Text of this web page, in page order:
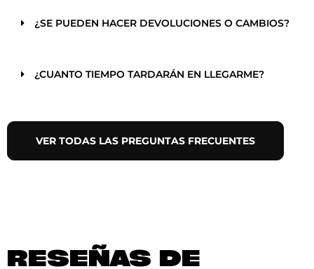
¿SE PUEDEN HACER DEVOLUCIONES O CAMBIOS?
¿CUANTO TIEMPO TARDARÁN EN LLEGARME?
VER TODAS LAS PREGUNTAS FRECUENTES
RESEÑAS DE